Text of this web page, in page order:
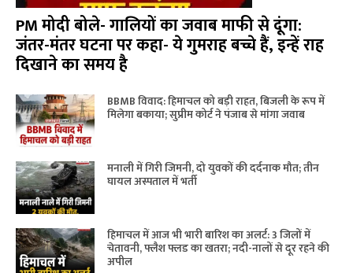
PM मोदी बोले- गालियों का जवाब माफी से दूंगा:
जंतर-मंतर घटना पर कहा- ये गुमराह बच्चे हैं, इन्हें राह
दिखाने का समय है
BBMB विवाद: हिमाचल को बड़ी राहत, बिजली के रूप में
मिलेगा बकाया; सुप्रीम कोर्ट ने पंजाब से मांगा जवाब
मनाली में गिरी जिमनी, दो युवकों की दर्दनाक मौत; तीन
घायल अस्पताल में भर्ती
हिमाचल में आज भी भारी बारिश का अलर्ट: 3 जिलों में
चेतावनी, फ्लैश फ्लड का खतरा; नदी-नालों से दूर रहने की
अपील